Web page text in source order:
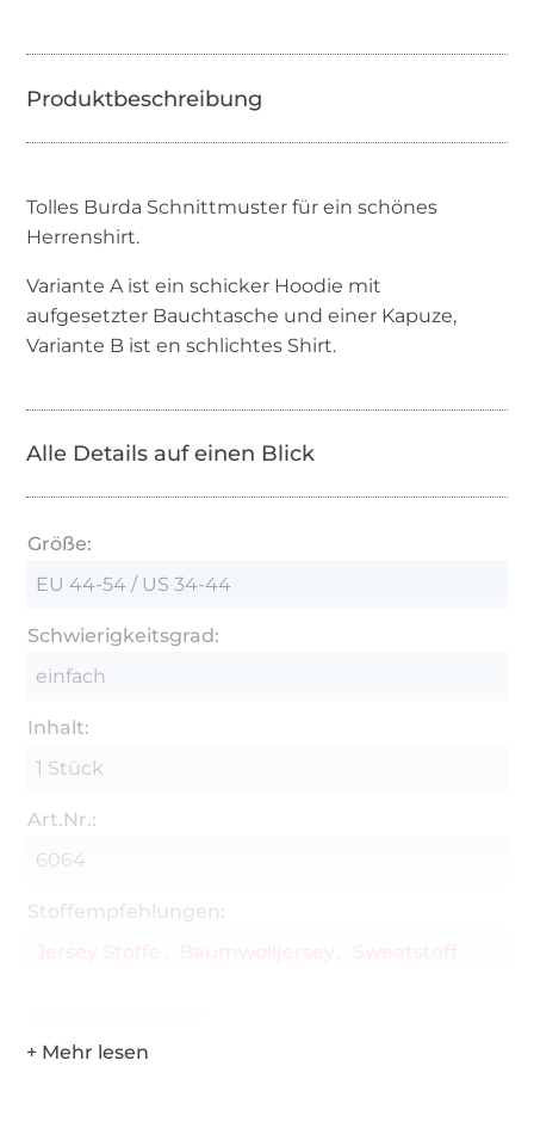
Tolles Burda Schnittmuster für ein schönes
Herrenshirt.
Variante A ist ein schicker Hoodie mit
aufgesetzter Bauchtasche und einer Kapuze,
Variante B ist en schlichtes Shirt.
Alle Details auf einen Blick
Größe:
EU 44-54 / US 34-44
Schwierigkeitsgrad:
einfach
Inhalt:
1 Stück
Art.Nr.:
6064
Stoffempfehlungen: